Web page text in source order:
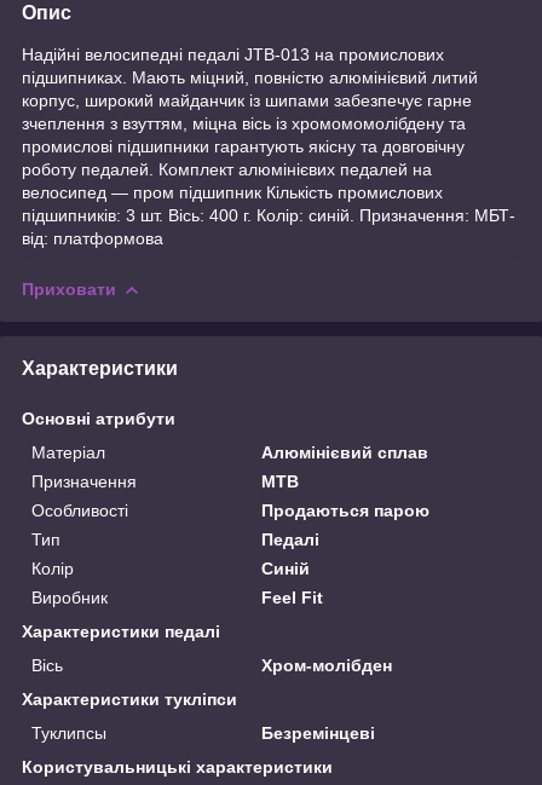
Опис
Надійні велосипедні педалі JTB-013 на промислових
підшипниках. Мають міцний, повністю алюмінієвий литий
корпус, широкий майданчик із шипами забезпечує гарне
зчеплення з взуттям, міцна вісь із хромомомолібдену та
промислові підшипники гарантують якісну та довговічну
роботу педалей. Комплект алюмінієвих педалей на
велосипед — пром підшипник Кількість промислових
підшипників: 3 шт. Вісь: 400 г. Колір: синій. Призначення: МБТ-
від: платформова
Приховати
Характеристики
Основні атрибути
Матеріал
Алюмінієвий сплав
Призначення
MTB
Особливості
Продаються парою
Тип
Педалі
Колір
Синій
Виробник
Feel Fit
Характеристики педалі
Вісь
Хром-молібден
Характеристики тукліпси
Туклипсы
Безремінцеві
Користувальницькі характеристики